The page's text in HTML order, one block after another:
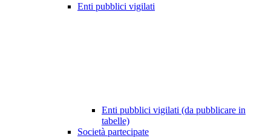
Enti pubblici vigilati
Enti pubblici vigilati (da pubblicare in
tabelle)
Società partecipate